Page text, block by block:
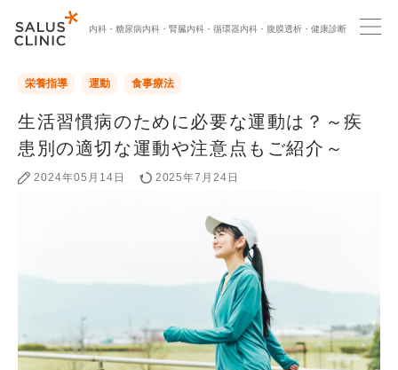
内科・ 糖尿病内科・ 腎臓内科・ 循環器内科・ 腹膜透析・ 健康診断
栄養指導 運動 食事療法
生活習慣病のために必要な運動は？～疾
患別の適切な運動や注意点もご紹介～
2024年05月14日 2025年7月24日